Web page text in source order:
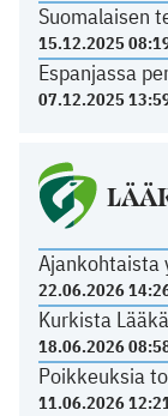
Suomalaisen
15.12.2025
Espanjassa
07.12.2025
22.06.2026
Kurkista
18.06.2026
Poikkeuksia
11.06.2026